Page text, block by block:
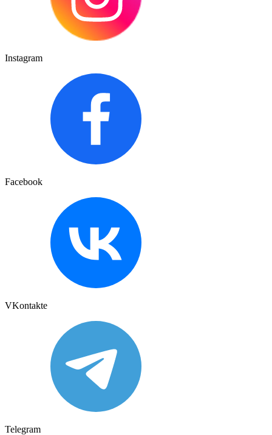
Instagram
Facebook
VKontakte
Telegram